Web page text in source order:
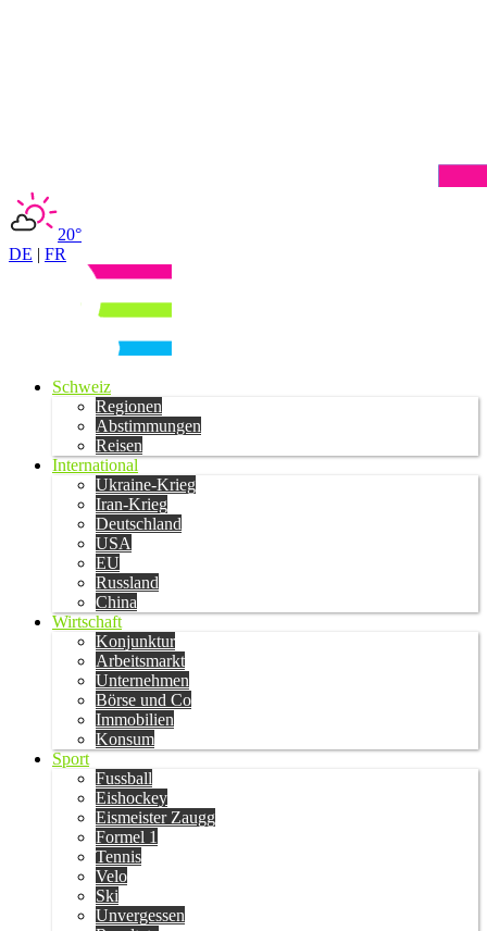
20°
DE | FR
Schweiz
Regionen
Abstimmungen
Reisen
International
Ukraine-Krieg
Iran-Krieg
Deutschland
USA
EU
Russland
China
Wirtschaft
Konjunktur
Arbeitsmarkt
Unternehmen
Börse und Co
Immobilien
Konsum
Sport
Fussball
Eishockey
Eismeister Zaugg
Formel 1
Tennis
Velo
Ski
Unvergessen